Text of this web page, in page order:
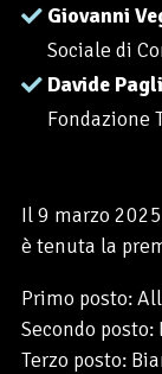
Giovanni
Sociale di
Davide
Fondazione
Il 9 marzo
è tenuta la
Primo posto:
Secondo posto:
Terzo posto: